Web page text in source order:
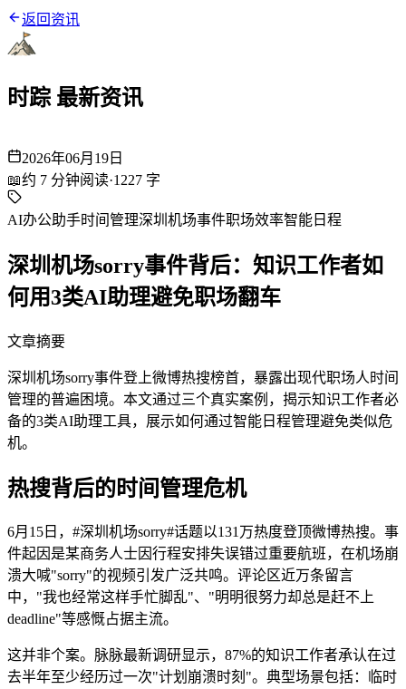
返回资讯
时踪 最新资讯
2026年06月19日
📖约 7 分钟阅读·1227 字
AI办公助手时间管理深圳机场事件职场效率智能日程
深圳机场sorry事件背后：知识工作者如
何用3类AI助理避免职场翻车
文章摘要
深圳机场sorry事件登上微博热搜榜首，暴露出现代职场人时间
管理的普遍困境。本文通过三个真实案例，揭示知识工作者必
备的3类AI助理工具，展示如何通过智能日程管理避免类似危
机。
热搜背后的时间管理危机
6月15日，#深圳机场sorry#话题以131万热度登顶微博热搜。事
件起因是某商务人士因行程安排失误错过重要航班，在机场崩
溃大喊"sorry"的视频引发广泛共鸣。评论区近万条留言
中，"我也经常这样手忙脚乱"、"明明很努力却总是赶不上
deadline"等感慨占据主流。
这并非个案。脉脉最新调研显示，87%的知识工作者承认在过
去半年至少经历过一次"计划崩溃时刻"。典型场景包括：临时